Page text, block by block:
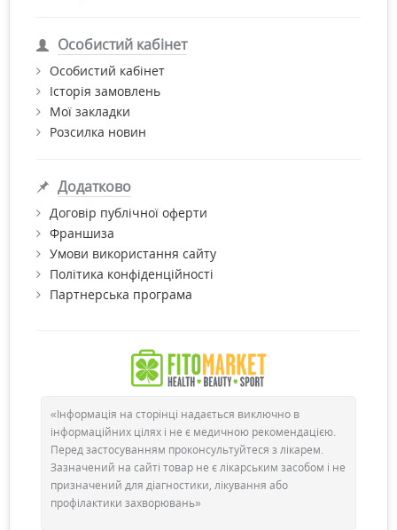
Особистий кабінет
Особистий кабінет
Історія замовлень
Мої закладки
Розсилка новин
Додатково
Договір публічної оферти
Франшиза
Умови використання сайту
Політика конфіденційності
Партнерська програма
«Інформація на сторінці надається виключно в
інформаційних цілях і не є медичною рекомендацією.
Перед застосуванням проконсультуйтеся з лікарем.
Зазначений на сайті товар не є лікарським засобом і не
призначений для діагностики, лікування або
профілактики захворювань»